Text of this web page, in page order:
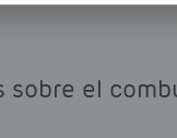
sobre el